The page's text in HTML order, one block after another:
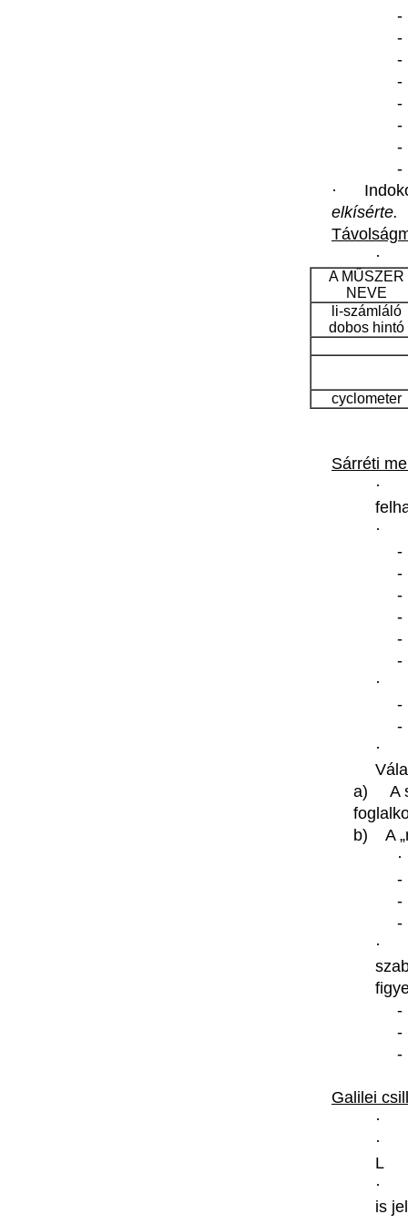
·
elkísérte.
A MŰSZER
NEVE
li-számláló
dobos hintó
cyclometer
Sárréti
·
·
·
a) A
b) A
·
Galilei
·
·
L
·
is